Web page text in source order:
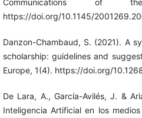
Communications of
https://doi.org/10.1145/
Danzon-Chambaud, S. (2021). A
scholarship: guidelines and
Europe, 1(4). https://doi.org/
De Lara, A., García-Avilés, J. &
Inteligencia Artificial en los